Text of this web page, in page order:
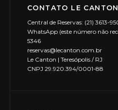
CONTATO LE CANTON
Central de Reservas: (21) 3613-
WhatsApp (este número não
5346
reservas@lecanton.com.br
Le Canton | Teresópolis / RJ
CNPJ 29.920.394/0001-88